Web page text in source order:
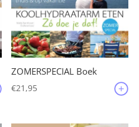
ZOMERSPECIAL Boek
€21,95